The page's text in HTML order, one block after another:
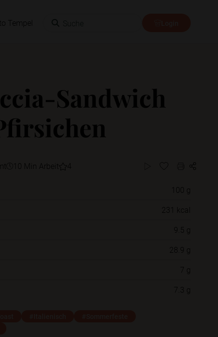
Tempel
Sandwich
10 Min Arbeit 4
100 g
231 kcal
9.5 g
28.9 g
7 g
7.3 g